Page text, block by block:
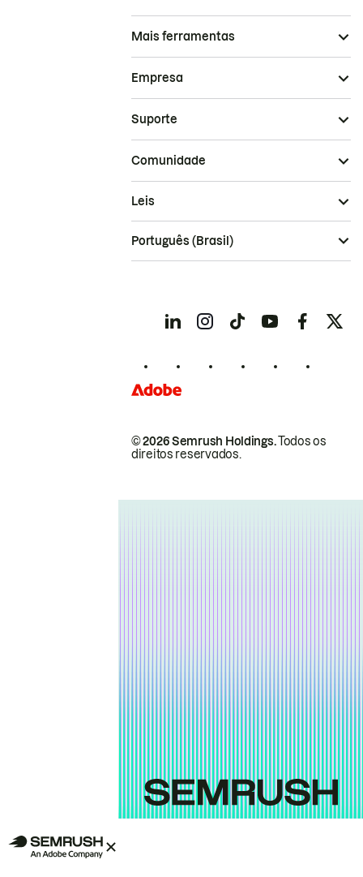
Mais ferramentas
Empresa
Suporte
Comunidade
© 2026 Semrush Holdings.Todos os
direitos reservados.
Leis
Português (Brasil)